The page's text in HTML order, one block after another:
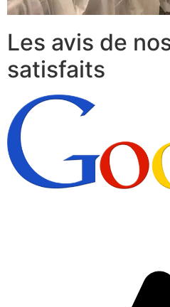
Les avis de
satisfaits